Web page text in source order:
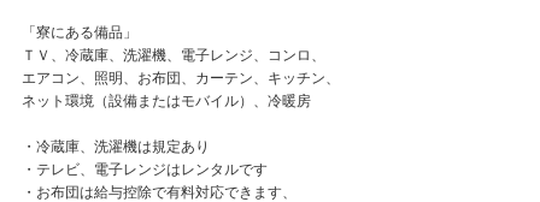
「寮にある備品」
ＴＶ、冷蔵庫、洗濯機、電子レンジ、コンロ、
エアコン、照明、お布団、カーテン、キッチン、
ネット環境（設備またはモバイル）、冷暖房
・冷蔵庫、洗濯機は規定あり
・テレビ、電子レンジはレンタルです
・お布団は給与控除で有料対応できます、